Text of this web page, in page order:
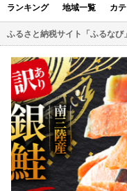
ランキング 地域一覧 カ
ふるさと納税サイト「ふるなび」